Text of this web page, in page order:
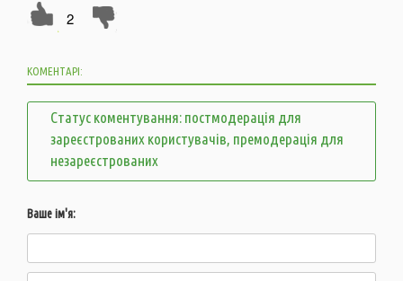
2
КОМЕНТАРІ:
Статус коментування: постмодерація для
зареєстрованих користувачів, премодерація для
незареєстрованих
Ваше ім'я: